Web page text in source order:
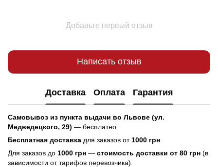
Добавьте первый отзыв
Написать отзыв
Доставка Оплата Гарантия
Самовывоз из пункта выдачи во Львове (ул.
Медведецкого, 29) — бесплатно.
Бесплатная доставка для заказов от 1000 грн
Для заказов до 1000 грн — стоимость доставки от 80 грн (в
зависимости от тарифов перевозчика).